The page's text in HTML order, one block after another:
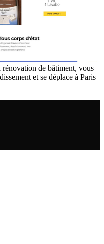
rénovation de bâtiment, vous
et se déplace à Paris